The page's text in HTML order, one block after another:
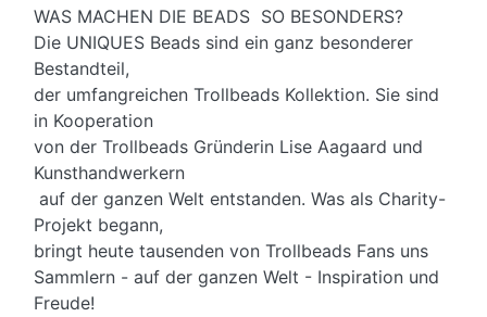
WAS MACHEN DIE BEADS SO BESONDERS?
Die UNIQUES Beads sind ein ganz besonderer
Bestandteil,
der umfangreichen Trollbeads Kollektion. Sie sind
in Kooperation
von der Trollbeads Gründerin Lise Aagaard und
Kunsthandwerkern
auf der ganzen Welt entstanden. Was als Charity-
Projekt begann,
bringt heute tausenden von Trollbeads Fans uns
Sammlern - auf der ganzen Welt - Inspiration und
Freude!